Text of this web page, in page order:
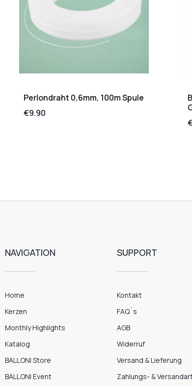
Perlondraht 0,6mm, 100m Spule
€9.90
€
NAVIGATION
Home
Kerzen
Monthly Highlights
Katalog
BALLONI Store
BALLONI Event
SUPPORT
Kontakt
FAQ´s
AGB
Widerruf
Versand & Lieferung
Zahlungs- &